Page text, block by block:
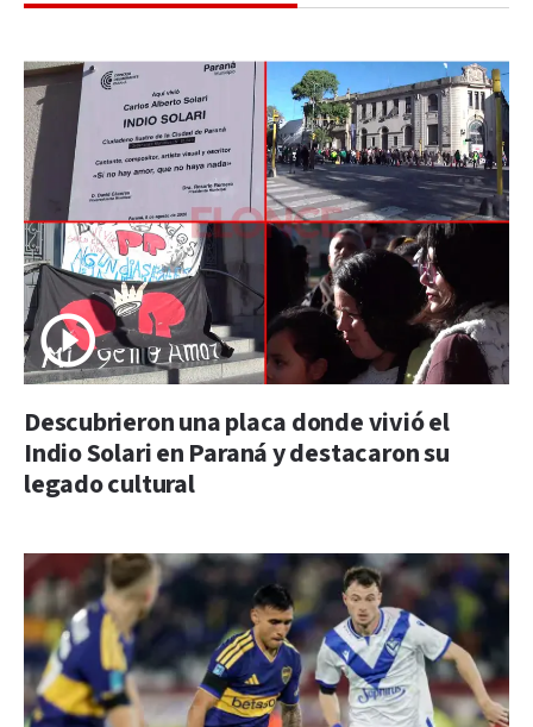
Descubrieron una placa donde vivió el
Indio Solari en Paraná y destacaron su
legado cultural